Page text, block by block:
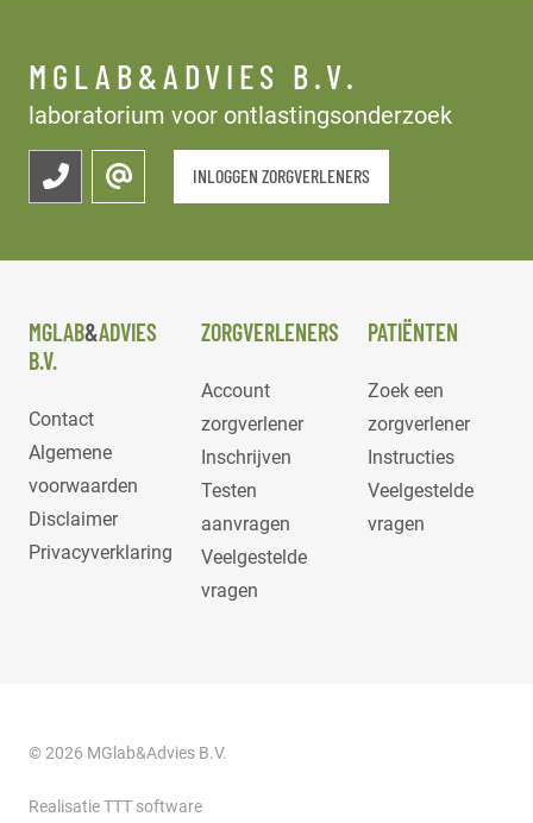
MGLAB&ADVIES B.V.
laboratorium voor ontlastingsonderzoek
INLOGGEN ZORGVERLENERS
MGLAB&ADVIES
B.V.
Contact
Algemene
voorwaarden
Disclaimer
Privacyverklaring
ZORGVERLENERS
Account
zorgverlener
Inschrijven
Testen
aanvragen
Veelgestelde
vragen
PATIËNTEN
Zoek een
zorgverlener
Instructies
Veelgestelde
vragen
© 2026 MGlab&Advies B.V.
Realisatie TTT software